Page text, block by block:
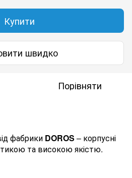
Купити
швидко
Порівняти
фабрики DOROS – корпусні
та високою якістю.